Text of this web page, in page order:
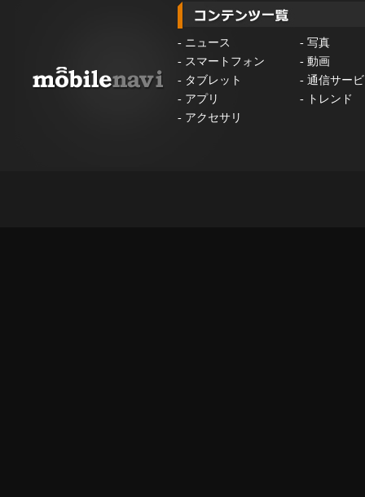
- ニュース - 写真
- スマートフォン - 動画
- タブレット - 通信サー
- アプリ -
トレンド
- アクセサリ